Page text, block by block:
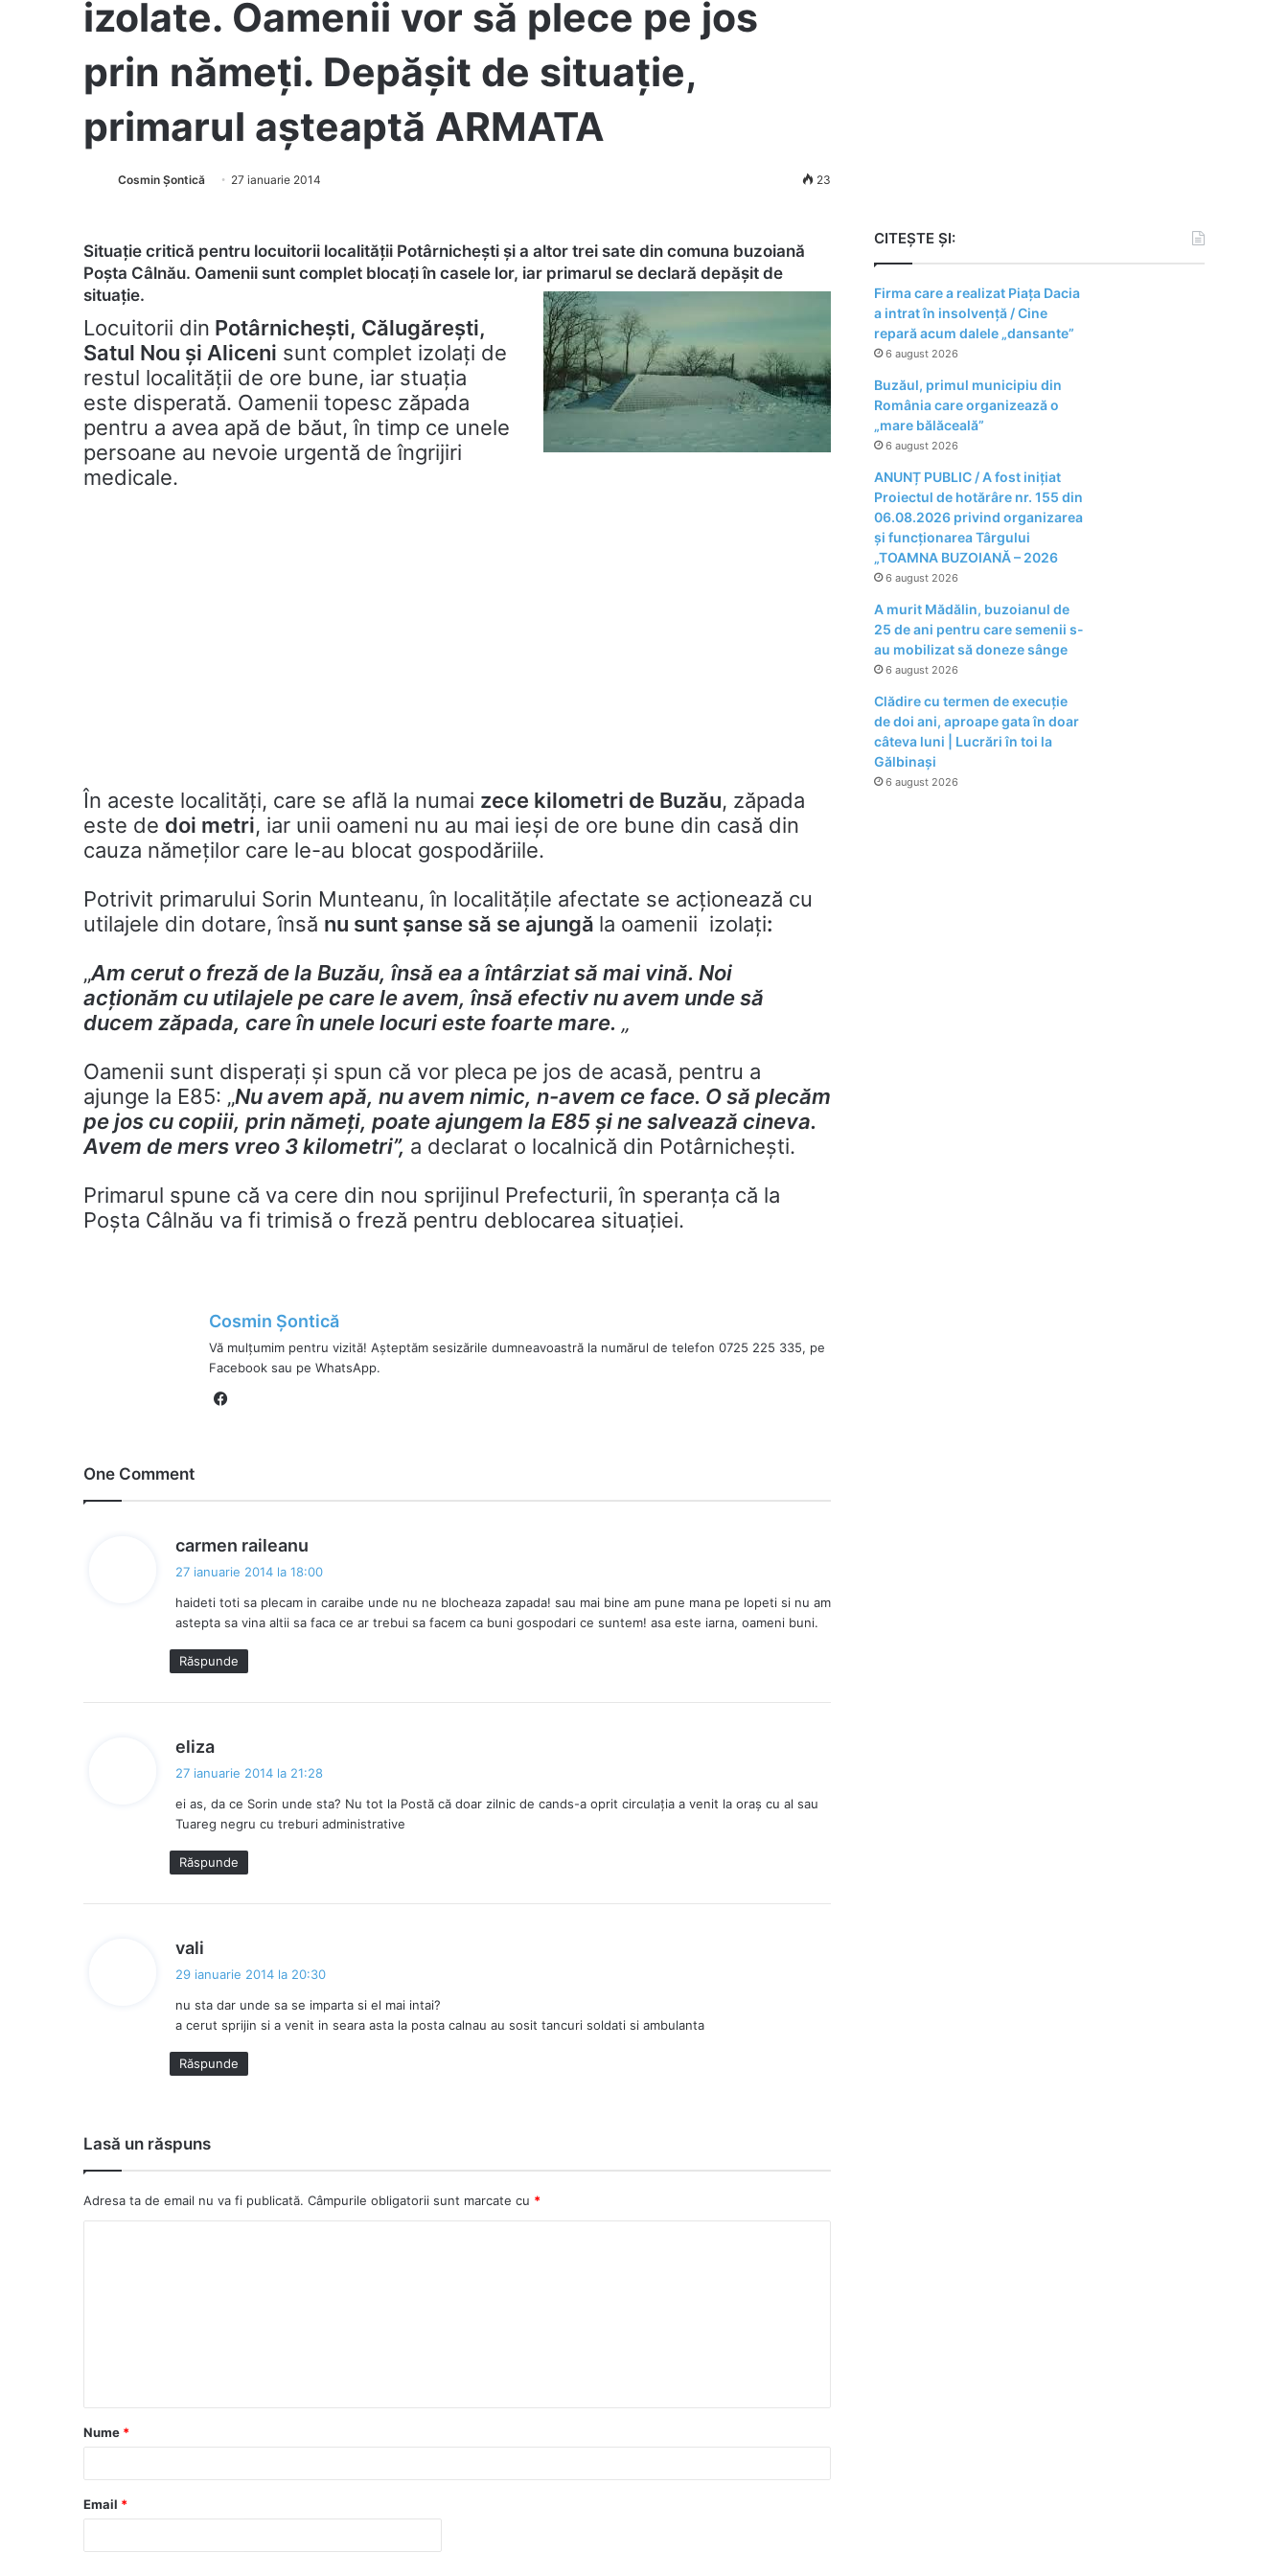
izolate. Oamenii vor să plece pe jos
prin nămeți. Depășit de situație,
primarul așteaptă ARMATA
Cosmin Șontică 27 ianuarie 2014 23
Situație critică pentru locuitorii localității Potârnichești și a altor trei sate din comuna buzoiană
Poșta Câlnău. Oamenii sunt complet blocați în casele lor, iar primarul se declară depășit de
situație.
Locuitorii din Potârnichești, Călugărești,
Satul Nou și Aliceni sunt complet izolați de
restul localității de ore bune, iar stuația
este disperată. Oamenii topesc zăpada
pentru a avea apă de băut, în timp ce unele
persoane au nevoie urgentă de îngrijiri
medicale.
În aceste localități, care se află la numai zece kilometri de Buzău, zăpada
este de doi metri, iar unii oameni nu au mai ieși de ore bune din casă din
cauza nămeților care le-au blocat gospodăriile.
Potrivit primarului Sorin Munteanu, în localitățile afectate se acționează cu
utilajele din dotare, însă nu sunt șanse să se ajungă la oamenii izolați:
„Am cerut o freză de la Buzău, însă ea a întârziat să mai vină. Noi
acționăm cu utilajele pe care le avem, însă efectiv nu avem unde să
ducem zăpada, care în unele locuri este foarte mare. „
Oamenii sunt disperați și spun că vor pleca pe jos de acasă, pentru a
ajunge la E85: „Nu avem apă, nu avem nimic, n-avem ce face. O să plecăm
pe jos cu copiii, prin nămeți, poate ajungem la E85 și ne salvează cineva.
Avem de mers vreo 3 kilometri”, a declarat o localnică din Potârnichești.
Primarul spune că va cere din nou sprijinul Prefecturii, în speranța că la
Poșta Câlnău va fi trimisă o freză pentru deblocarea situației.
Cosmin Șontică
Vă mulțumim pentru vizită! Așteptăm sesizările dumneavoastră la numărul de telefon 0725 225 335, pe
Facebook sau pe WhatsApp.
One Comment
carmen raileanu
n
e
27 ianuarie 2014 la 18:00
haideti toti sa plecam in caraibe unde nu ne blocheaza zapada! sau mai bine am pune mana pe lopeti si nu am
astepta sa vina altii sa faca ce ar trebui sa facem ca buni gospodari ce suntem! asa este iarna, oameni buni.
Răspunde
eliza
n
e
:
27 ianuarie 2014 la 21:28
ei as, da ce Sorin unde sta? Nu tot la Postă că doar zilnic de cands-a oprit circulația a venit la oraș cu al sau
Tuareg negru cu treburi administrative
Răspunde
vali
n
e
:
29 ianuarie 2014 la 20:30
nu sta dar unde sa se imparta si el mai intai?
a cerut sprijin si a venit in seara asta la posta calnau au sosit tancuri soldati si ambulanta
Răspunde
Lasă un răspuns
Adresa ta de email nu va fi publicată. Câmpurile obligatorii sunt marcate cu *
a
r
*
Nume *
Email *
CITEȘTE ȘI:
Firma care a realizat Piața Dacia
a intrat în insolvență / Cine
repară acum dalele „dansante”
6 august 2026
Buzăul, primul municipiu din
România care organizează o
„mare bălăceală”
6 august 2026
ANUNȚ PUBLIC / A fost inițiat
Proiectul de hotărâre nr. 155 din
06.08.2026 privind organizarea
şi funcţionarea Târgului
„TOAMNA BUZOIANĂ – 2026
6 august 2026
A murit Mădălin, buzoianul de
25 de ani pentru care semenii s-
au mobilizat să doneze sânge
6 august 2026
Clădire cu termen de execuție
de doi ani, aproape gata în doar
câteva luni | Lucrări în toi la
Gălbinași
6 august 2026